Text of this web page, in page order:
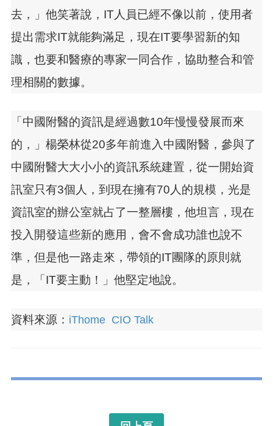
去，」他笑著說，IT人員已經不像以前，使用者
提出需求IT就能夠滿足，現在IT要學習新的知
識，也要和醫療的專家一同合作，協助整合和管
理相關的數據。
「中國附醫的資訊是經過數10年慢慢發展而來
的，」楊榮林從20多年前進入中國附醫，參與了
中國附醫大大小小的資訊系統建置，從一開始資
訊室只有3個人，到現在擁有70人的規模，光是
資訊室的辦公室就占了一整層樓，他坦言，現在
投入開發這些新的應用，會不會成功誰也說不
準，但是他一路走來，帶領的IT團隊的原則就
是，「IT要主動！」他堅定地說。
資料來源： iThome CIO Talk